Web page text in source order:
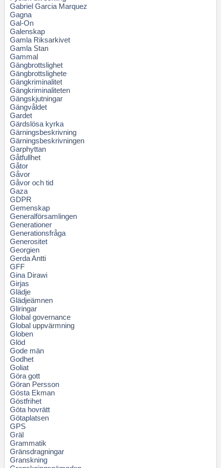
Gabriel Garcia Marquez
Gagna
Gal-On
Galenskap
Gamla Riksarkivet
Gamla Stan
Gammal
Gängbrottslighet
Gängbrottslighete
Gängkriminalitet
Gängkriminaliteten
Gängskjutningar
Gängvåldet
Gardet
Gärdslösa kyrka
Gärningsbeskrivning
Gärningsbeskrivningen
Garphyttan
Gåtfullhet
Gåtor
Gåvor
Gåvor och tid
Gaza
GDPR
Gemenskap
Generalförsamlingen
Generationer
Generationsfråga
Generositet
Georgien
Gerda Antti
GFF
Gina Dirawi
Girjas
Glädje
Glädjeämnen
Gliringar
Global governance
Global uppvärmning
Globen
Glöd
Gode män
Godhet
Goliat
Göra gott
Göran Persson
Gösta Ekman
Göstfrihet
Göta hovrätt
Götaplatsen
GPS
Gräl
Grammatik
Gränsdragningar
Granskning